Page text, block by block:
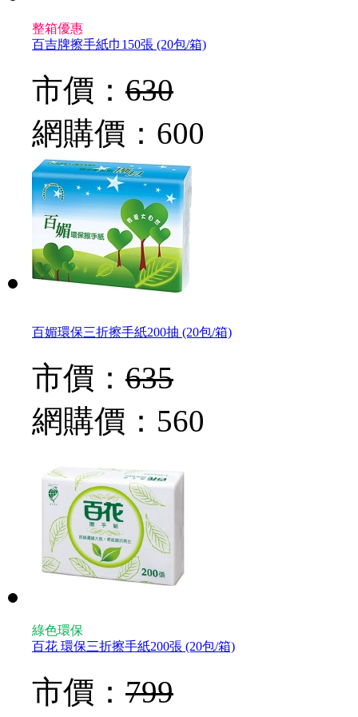
整箱優惠
百吉牌擦手紙巾150張 (20包/箱)
市價： 630
網購價： 600
百媚環保三折擦手紙200抽 (20包/箱)
市價： 635
網購價： 560
綠色環保
百花 環保三折擦手紙200張 (20包/箱)
市價： 799